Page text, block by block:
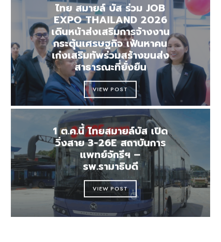
ไทย สมายล์ บัส ร่วม JOB
EXPO THAILAND 2026
เดินหน้าส่งเสริมการจ้างงาน
กระตุ้นเศรษฐกิจ เฟ้นหาคน
เก่งเสริมทัพร่วมสร้างขนส่ง
สาธารณะที่ยั่งยืน
VIEW POST
1 ต.ค.นี้ ไทยสมายล์บัส เปิด
วิ่งสาย 3-26E สถาบันการ
แพทย์จักรีฯ –
รพ.รามาธิบดี
VIEW POST